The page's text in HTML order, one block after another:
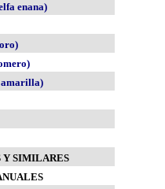
enana)
amarilla)
Y SIMILARES